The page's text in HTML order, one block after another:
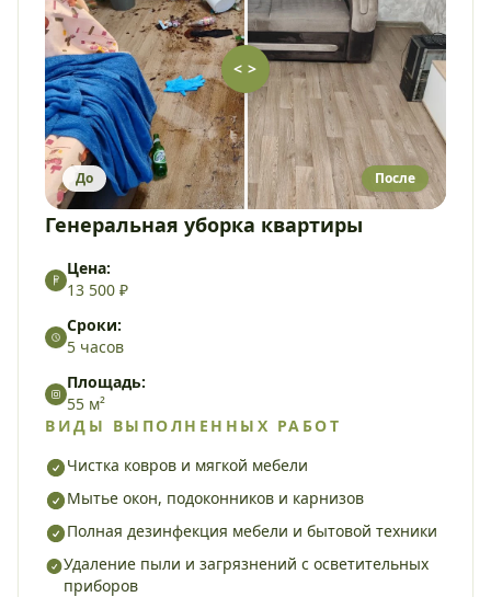
< >
До После
Генеральная уборка квартиры
Цена:
13 500 ₽
Сроки:
5 часов
Площадь:
55 м²
ВИДЫ ВЫПОЛНЕННЫХ РАБОТ
Чистка ковров и мягкой мебели
Мытье окон, подоконников и карнизов
Полная дезинфекция мебели и бытовой техники
Удаление пыли и загрязнений с осветительных
приборов